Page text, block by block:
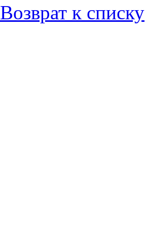
Возврат к списку